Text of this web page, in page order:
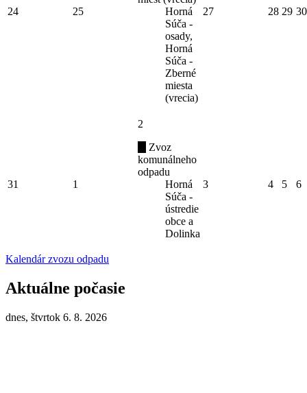
24 25
Horná
Súča -
osady,
Horná
Súča -
Zberné
miesta
(vrecia)
27 28 29 30
31 1
2
Zvoz
komunálneho
odpadu
Horná
Súča -
ústredie
obce a
Dolinka
3 4 5 6
Kalendár zvozu odpadu
Aktuálne počasie
dnes, štvrtok 6. 8. 2026